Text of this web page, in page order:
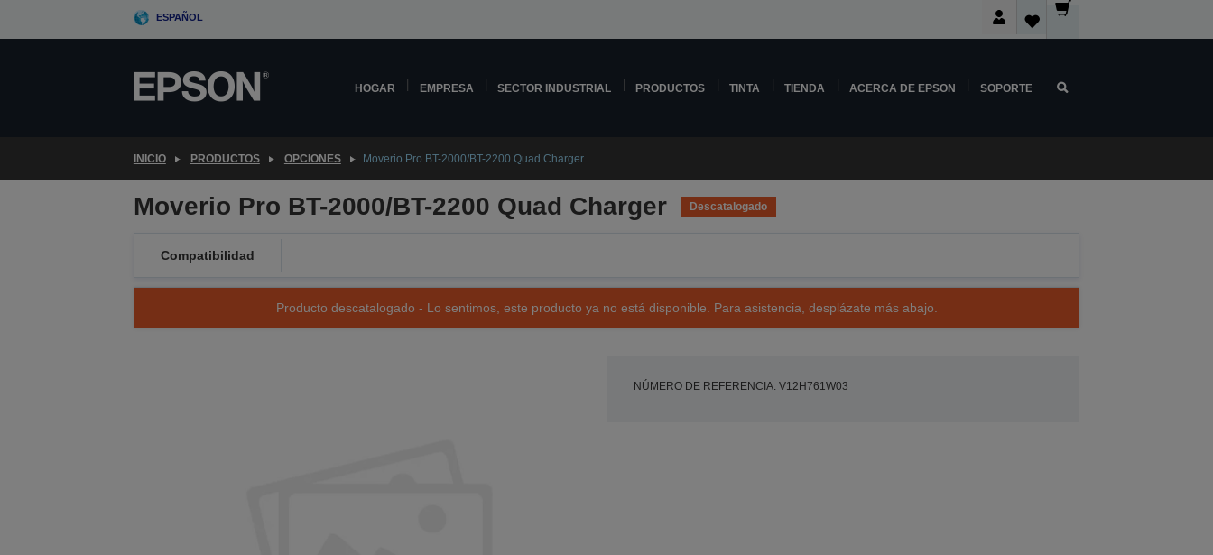
ESPAÑOL
HOGAR EMPRESA SECTOR INDUSTRIAL PRODUCTOS TINTA TIENDA ACERCA DE EPSON SOPORTE
INICIO PRODUCTOS OPCIONES Moverio Pro BT-2000/BT-2200 Quad Charger
Moverio Pro BT-2000/BT-2200 Quad Charger Descatalogado
Compatibilidad
Producto descatalogado - Lo sentimos, este producto ya no está disponible. Para asistencia, desplázate más abajo.
NÚMERO DE REFERENCIA: V12H761W03